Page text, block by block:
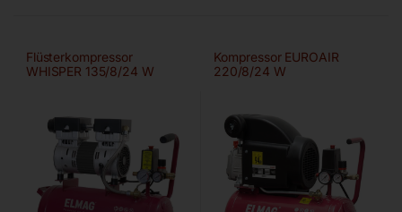
Flüsterkompressor
WHISPER 135/8/24 W
Kompressor EUROAIR
220/8/24 W